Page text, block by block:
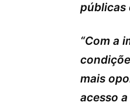
públicas
“Com a
mais
acesso